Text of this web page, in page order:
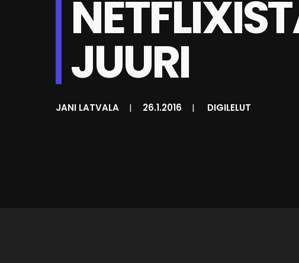
JUURI
JANI LATVALA | 26.1.2016 | DIGILELUT